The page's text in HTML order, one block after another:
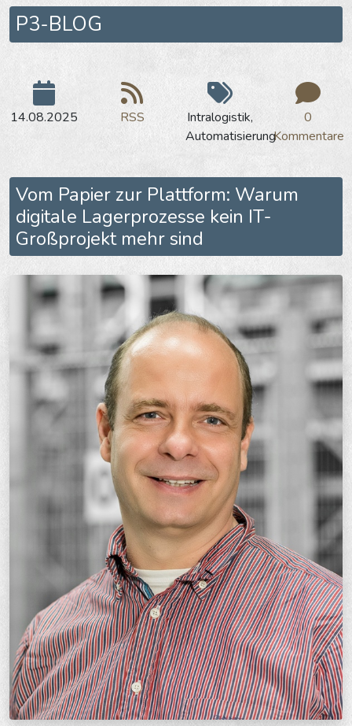
P3-BLOG
14.08.2025 RSS
Intralogistik,
Automatisierung
0
Kommentare
Vom Papier zur Plattform: Warum
digitale Lagerprozesse kein IT-
Großprojekt mehr sind